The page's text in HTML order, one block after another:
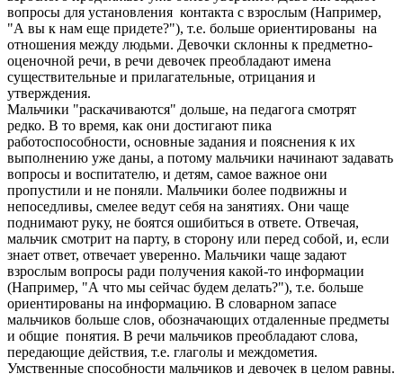
вопросы для установления контакта с взрослым (Например,
"А вы к нам еще придете?"), т.е. больше ориентированы на
отношения между людьми. Девочки склонны к предметно-
оценочной речи, в речи девочек преобладают имена
существительные и прилагательные, отрицания и
утверждения.
Мальчики "раскачиваются" дольше, на педагога смотрят
редко. В то время, как они достигают пика
работоспособности, основные задания и пояснения к их
выполнению уже даны, а потому мальчики начинают задавать
вопросы и воспитателю, и детям, самое важное они
пропустили и не поняли. Мальчики более подвижны и
непоседливы, смелее ведут себя на занятиях. Они чаще
поднимают руку, не боятся ошибиться в ответе. Отвечая,
мальчик смотрит на парту, в сторону или перед собой, и, если
знает ответ, отвечает уверенно. Мальчики чаще задают
взрослым вопросы ради получения какой-то информации
(Например, "А что мы сейчас будем делать?"), т.е. больше
ориентированы на информацию. В словарном запасе
мальчиков больше слов, обозначающих отдаленные предметы
и общие понятия. В речи мальчиков преобладают слова,
передающие действия, т.е. глаголы и междометия.
Умственные способности мальчиков и девочек в целом равны.